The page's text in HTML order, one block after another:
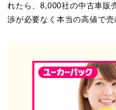
れたら、8,000社の中古車販
渉が必要なく本当の高値で売